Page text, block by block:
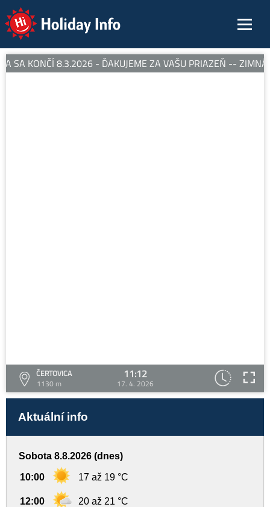
Holiday Info
SA KONČÍ 8.3.2026 - ĎAKUJEME ZA VAŠU PRIAZEŇ -- ZIMNÁ
ČERTOVICA
1130 m
11:12
17. 4. 2026
Aktuální info
Sobota 8.8.2026 (dnes)
10:00 17 až 19 °C
12:00 20 až 21 °C